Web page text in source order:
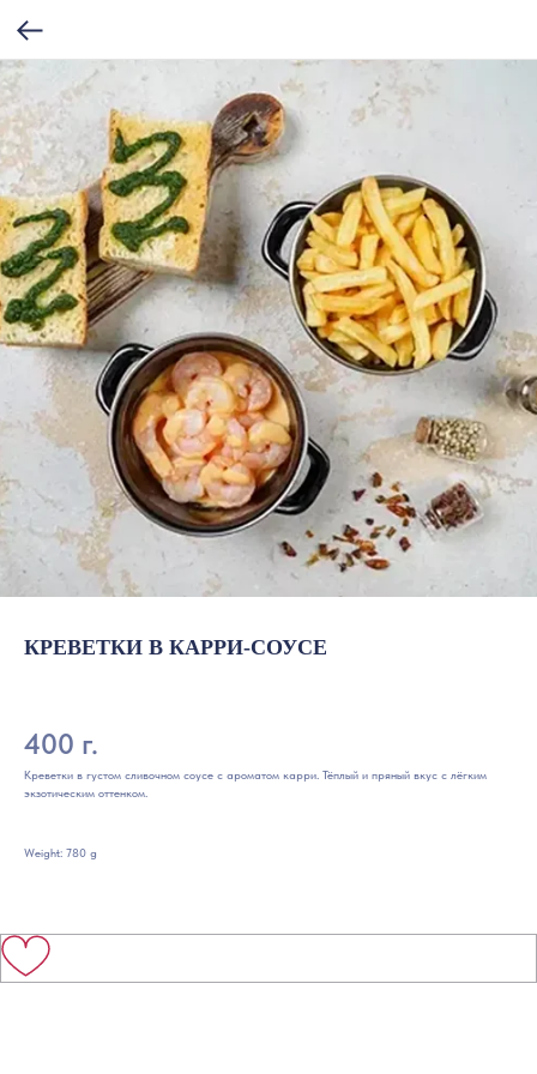
КРЕВЕТКИ В КАРРИ-СОУСЕ
400 г.
Креветки в густом сливочном соусе с ароматом карри. Тёплый и пряный вкус с лёгким
экзотическим оттенком.
Weight: 780 g